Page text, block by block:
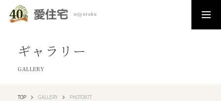
ギャラリー
GALLERY
TOP GALLERY PHOTO877